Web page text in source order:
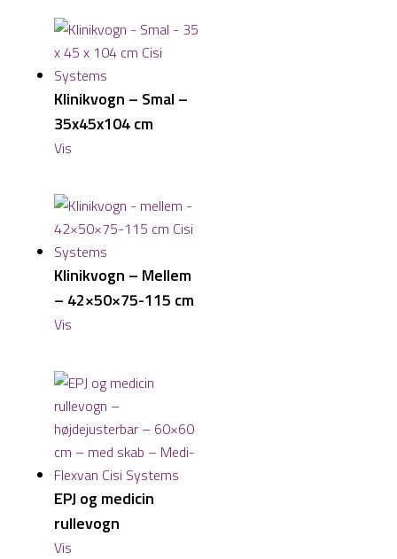
Klinikvogn – Smal –
35x45x104 cm
Vis
Klinikvogn – Mellem
– 42×50×75-115 cm
Vis
EPJ og medicin
rullevogn
Vis